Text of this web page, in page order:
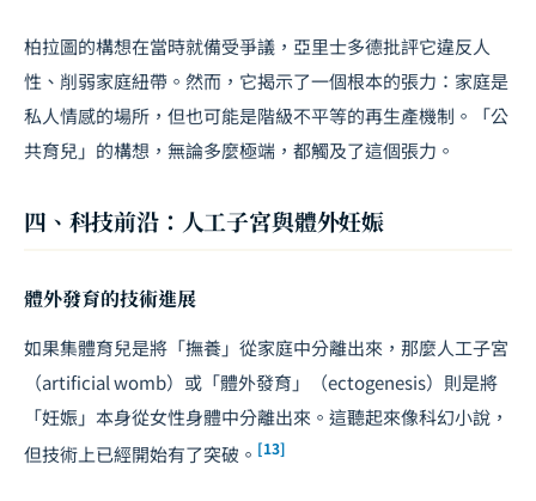
柏拉圖的構想在當時就備受爭議，亞里士多德批評它違反人
性、削弱家庭紐帶。然而，它揭示了一個根本的張力：家庭是
私人情感的場所，但也可能是階級不平等的再生產機制。「公
共育兒」的構想，無論多麼極端，都觸及了這個張力。
四、科技前沿：人工子宮與體外妊娠
體外發育的技術進展
如果集體育兒是將「撫養」從家庭中分離出來，那麼人工子宮
（artificial womb）或「體外發育」（ectogenesis）則是將
「妊娠」本身從女性身體中分離出來。這聽起來像科幻小說，
但技術上已經開始有了突破。 [13]